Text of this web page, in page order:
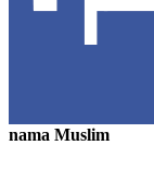
nama Muslim